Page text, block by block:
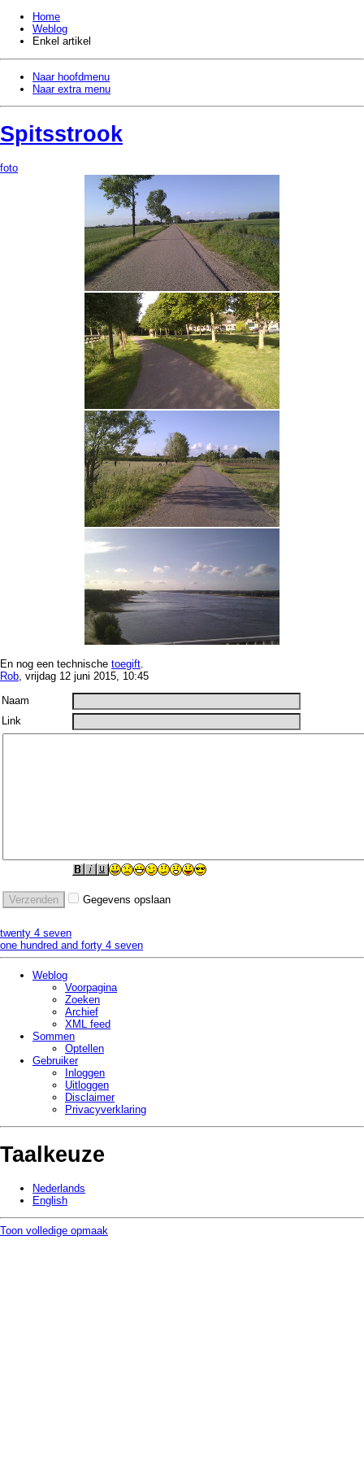
Home
Weblog
Enkel artikel
Naar hoofdmenu
Naar extra menu
Spitsstrook
foto
En nog een technische toegift.
Rob, vrijdag 12 juni 2015, 10:45
Naam
Link
Gegevens opslaan
twenty 4 seven
one hundred and forty 4 seven
Weblog
Voorpagina
Zoeken
Archief
XML feed
Sommen
Optellen
Gebruiker
Inloggen
Uitloggen
Disclaimer
Privacy­verklaring
Taalkeuze
Nederlands
English
Toon volledige opmaak